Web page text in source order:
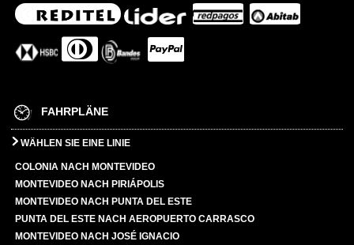
FAHRPLÄNE
WÄHLEN SIE EINE LINIE
COLONIA NACH MONTEVIDEO
MONTEVIDEO NACH PIRIÁPOLIS
MONTEVIDEO NACH PUNTA DEL ESTE
PUNTA DEL ESTE NACH AEROPUERTO CARRASCO
MONTEVIDEO NACH JOSÉ IGNACIO